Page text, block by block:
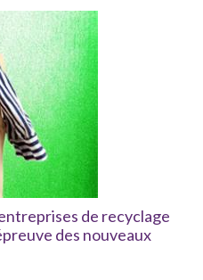
de recyclage
des nouveaux